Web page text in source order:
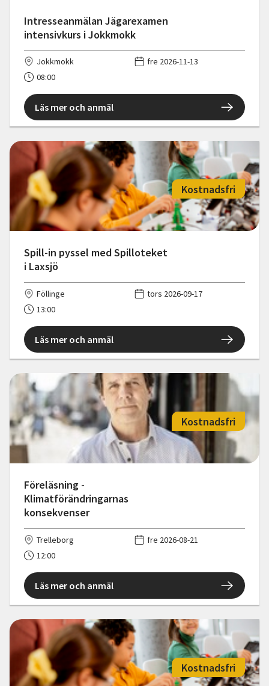
Intresseanmälan Jägarexamen
intensivkurs i Jokkmokk
Jokkmokk
fre 2026-11-13
08:00
Läs mer och anmäl
Spill-in pyssel med Spilloteket
i Laxsjö
Kostnadsfri
Föllinge
tors 2026-09-17
13:00
Läs mer och anmäl
Föreläsning -
Klimatförändringarnas
konsekvenser
Kostnadsfri
Trelleborg
fre 2026-08-21
12:00
Läs mer och anmäl
Kostnadsfri